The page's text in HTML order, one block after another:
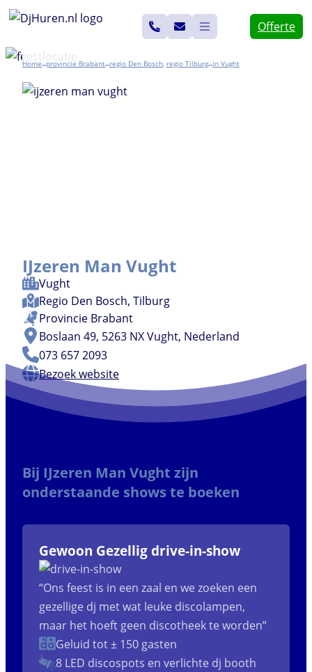
Ga
de
inhoud
Offerte
Home>> Brabant>> Den Bosch, Tilburg>> Vught
IJzeren Man Vught
Vught
Regio Den Bosch, Tilburg
Provincie Brabant
Boslaan 49, 5263 NX Vught, Nederland
073 657 2093
Bezoek website
Bij IJzeren Man Vught zijn
onderstaande shows te boeken
Gewoon Gezellig drive-in-show
“Ons feest is in een zaal en we zoeken een
gezellige dj met wat leuke discolampen,
maar het hoeft geen discotheek te worden”
Geluid tot ± 150 gasten
8 LED discospots en verlichte dj booth